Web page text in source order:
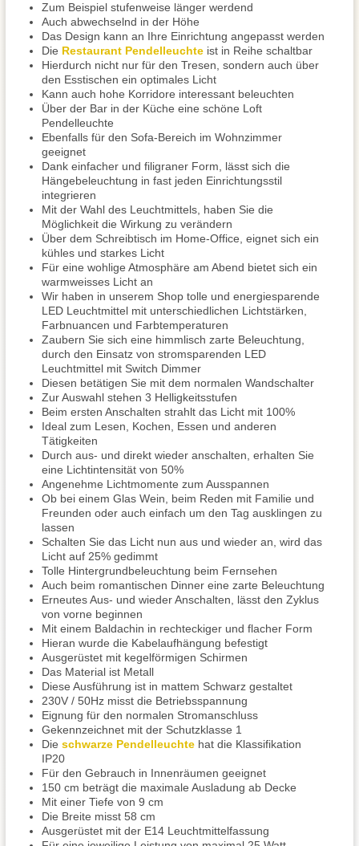
Zum Beispiel stufenweise länger werdend
Auch abwechselnd in der Höhe
Das Design kann an Ihre Einrichtung angepasst werden
Die Restaurant Pendelleuchte ist in Reihe schaltbar
Hierdurch nicht nur für den Tresen, sondern auch über
den Esstischen ein optimales Licht
Kann auch hohe Korridore interessant beleuchten
Über der Bar in der Küche eine schöne Loft
Pendelleuchte
Ebenfalls für den Sofa-Bereich im Wohnzimmer
geeignet
Dank einfacher und filigraner Form, lässt sich die
Hängebeleuchtung in fast jeden Einrichtungsstil
integrieren
Mit der Wahl des Leuchtmittels, haben Sie die
Möglichkeit die Wirkung zu verändern
Über dem Schreibtisch im Home-Office, eignet sich ein
kühles und starkes Licht
Für eine wohlige Atmosphäre am Abend bietet sich ein
warmweisses Licht an
Wir haben in unserem Shop tolle und energiesparende
LED Leuchtmittel mit unterschiedlichen Lichtstärken,
Farbnuancen und Farbtemperaturen
Zaubern Sie sich eine himmlisch zarte Beleuchtung,
durch den Einsatz von stromsparenden LED
Leuchtmittel mit Switch Dimmer
Diesen betätigen Sie mit dem normalen Wandschalter
Zur Auswahl stehen 3 Helligkeitsstufen
Beim ersten Anschalten strahlt das Licht mit 100%
Ideal zum Lesen, Kochen, Essen und anderen
Tätigkeiten
Durch aus- und direkt wieder anschalten, erhalten Sie
eine Lichtintensität von 50%
Angenehme Lichtmomente zum Ausspannen
Ob bei einem Glas Wein, beim Reden mit Familie und
Freunden oder auch einfach um den Tag ausklingen zu
lassen
Schalten Sie das Licht nun aus und wieder an, wird das
Licht auf 25% gedimmt
Tolle Hintergrundbeleuchtung beim Fernsehen
Auch beim romantischen Dinner eine zarte Beleuchtung
Erneutes Aus- und wieder Anschalten, lässt den Zyklus
von vorne beginnen
Mit einem Baldachin in rechteckiger und flacher Form
Hieran wurde die Kabelaufhängung befestigt
Ausgerüstet mit kegelförmigen Schirmen
Das Material ist Metall
Diese Ausführung ist in mattem Schwarz gestaltet
230V / 50Hz misst die Betriebsspannung
Eignung für den normalen Stromanschluss
Gekennzeichnet mit der Schutzklasse 1
Die schwarze Pendelleuchte hat die Klassifikation
IP20
Für den Gebrauch in Innenräumen geeignet
150 cm beträgt die maximale Ausladung ab Decke
Mit einer Tiefe von 9 cm
Die Breite misst 58 cm
Ausgerüstet mit der E14 Leuchtmittelfassung